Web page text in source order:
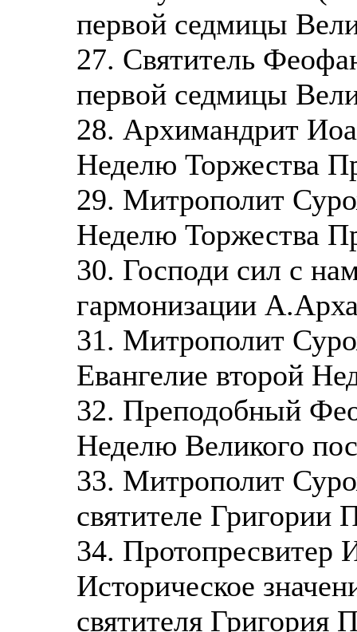
первой седмицы
27. Святитель
первой седмицы
28. Архимандрит
Неделю Торжества
29. Митрополит
Неделю Торжества
30. Господи сил с
гармонизации
31. Митрополит
Евангелие второй
32. Преподобный
Неделю Великого
33. Митрополит
святителе Григории
34.
Историческое
святителя Григория